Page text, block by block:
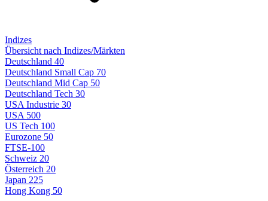
Indizes
Übersicht nach Indizes/Märkten
Deutschland 40
Deutschland Small Cap 70
Deutschland Mid Cap 50
Deutschland Tech 30
USA Industrie 30
USA 500
US Tech 100
Eurozone 50
FTSE-100
Schweiz 20
Österreich 20
Japan 225
Hong Kong 50